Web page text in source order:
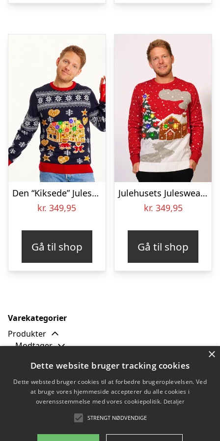
kr. 399,00.kr. 169,00.
Den “Kiksede” Julesweater – herre / mænd
kr. 349,95
Gå til shop
Julehusets Julesweater – herre / mænd
kr. 349,95
Gå til shop
Varekategorier
Produkter
Modtager
Typer
Billig julesweater
Grim julesweater
Julesweater med lys
Sjov julesweater
×
Dette website bruger tracking cookies
Dette websted bruger cookies til at forbedre brugeroplevelsen. Ved
at bruge vores hjemmeside accepterer du alle cookies i
overensstemmelse med vores cookiepolitik. Detaljer
STRENGT NØDVENDIGE